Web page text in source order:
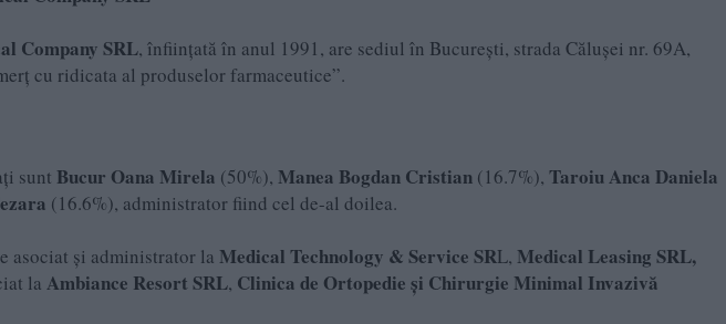
Company SRL, înființată în anul 1991, are sediul în București, strada Călușei nr. 69A,
cu ridicata al produselor farmaceutice”.
sunt Bucur Oana Mirela (50%), Manea Bogdan Cristian (16.7%), Taroiu Anca Daniela
(16.6%), administrator fiind cel de-al doilea.
asociat și administrator la Medical Technology & Service SRL, Medical Leasing SRL,
la Ambiance Resort SRL, Clinica de Ortopedie și Chirurgie Minimal Invazivă